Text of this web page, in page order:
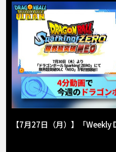
【7月27日（月）】「